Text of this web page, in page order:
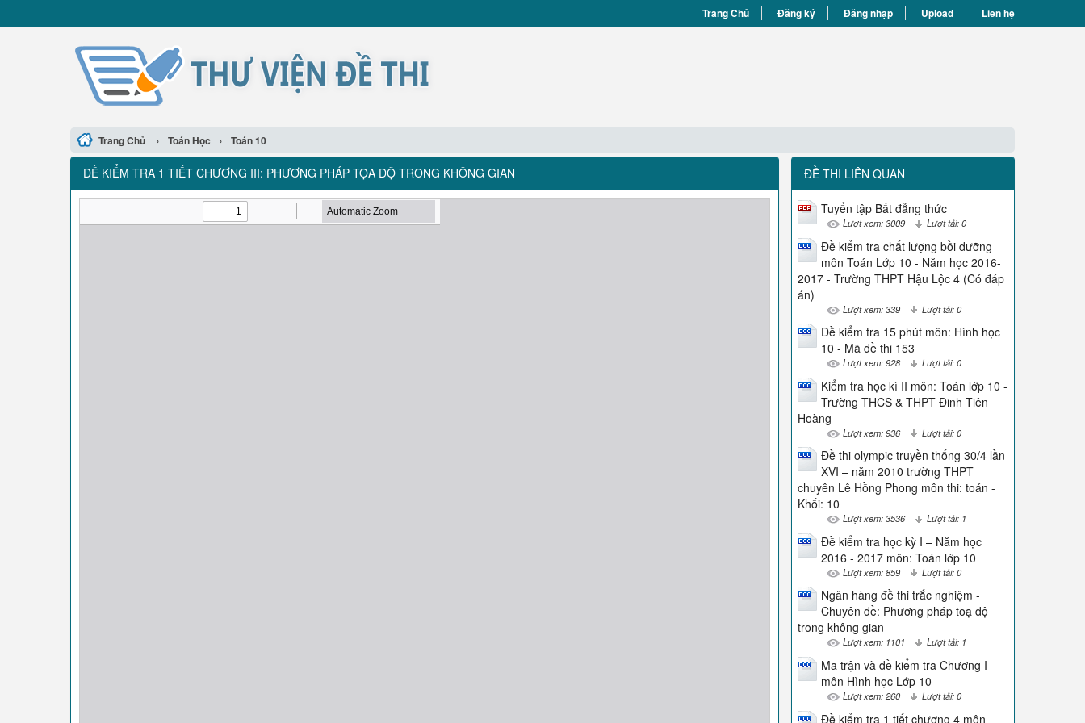
Trang Chủ Đăng ký Đăng nhập Upload Liên hệ
Trang Chủ › Toán Học › Toán 10
ĐỀ KIỂM TRA 1 TIẾT CHƯƠNG III: PHƯƠNG PHÁP TỌA ĐỘ TRONG KHÔNG GIAN ĐỀ THI LIÊN QUAN
Tuyển tập Bất đẳng thức
Lượt xem: 3009 Lượt tải: 0
Đề kiểm tra chất lượng bồi dưỡng
môn Toán Lớp 10 - Năm học 2016-
2017 - Trường THPT Hậu Lộc 4 (Có đáp
án)
Lượt xem: 339 Lượt tải: 0
Đề kiểm tra 15 phút môn: Hình học
10 - Mã đề thi 153
Lượt xem: 928 Lượt tải: 0
Kiểm tra học kì II môn: Toán lớp 10 -
Trường THCS & THPT Đinh Tiên
Hoàng
Lượt xem: 936 Lượt tải: 0
Đề thi olympic truyền thống 30/4 lần
XVI – năm 2010 trường THPT
chuyên Lê Hồng Phong môn thi: toán -
Khối: 10
Lượt xem: 3536 Lượt tải: 1
Đề kiểm tra học kỳ I – Năm học
2016 - 2017 môn: Toán lớp 10
Lượt xem: 859 Lượt tải: 0
Ngân hàng đề thi trắc nghiệm -
Chuyên đề: Phương pháp toạ độ
trong không gian
Lượt xem: 1101 Lượt tải: 1
Ma trận và đề kiểm tra Chương I
môn Hình học Lớp 10
Lượt xem: 260 Lượt tải: 0
Đề kiểm tra 1 tiết chương 4 môn